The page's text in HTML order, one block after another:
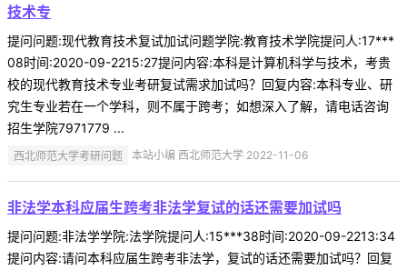
技术专
提问问题:现代教育技术复试加试问题学院:教育技术学院提问人:17***
08时间:2020-09-2215:27提问内容:本科是计算机科学与技术，考贵
校的现代教育技术专业考研复试需求加试吗？回复内容:本科专业、研
究生专业若在一个学科，则不属于跨考；如想深入了解，请电话咨询
招生学院7971779 ...
西北师范大学考研问题 本站小编 西北师范大学 2022-11-06
非法学本科应届生跨考非法学复试的话还需要加试吗
提问问题:非法学学院:法学院提问人:15***38时间:2020-09-2213:34
提问内容:请问本科应届生跨考非法学，复试的话还需要加试吗？回复